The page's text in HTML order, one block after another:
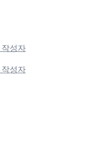
성자
성자